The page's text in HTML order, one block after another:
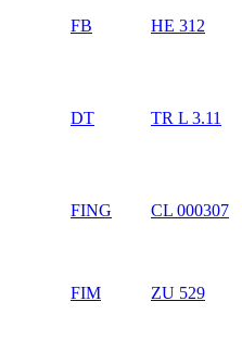
FB HE 312
DT TR L 3.11
FING CL 000307
FIM ZU 529